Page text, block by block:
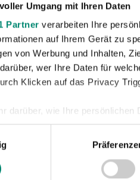
Umgang mit Ihren Daten
Partner verarbeiten Ihre
auf Ihrem Gerät zu
von Werbung und Inhalten,
wer Ihre Daten für
Klicken auf das Privacy
darüber, wie Ihre
unsere Website zu
dem Anmeldeformular
von 3 Tagen mit allen
sich die